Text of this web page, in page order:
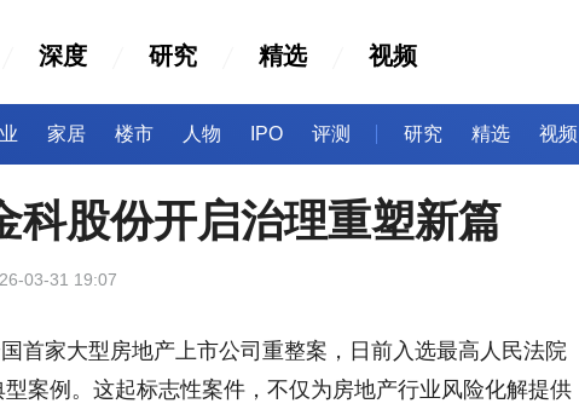
深度 研究 精选 视频
家居 楼市 人物 IPO 评测 研究 精选 视频
科股份开启治理重塑新篇
03-31 19:07
首家大型房地产上市公司重整案，日前入选最高人民法院
案例。这起标志性案件，不仅为房地产行业风险化解提供